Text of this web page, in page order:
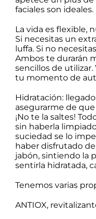
faciales son ideales.
La vida es flexible,
Si necesitas un
luffa. Si no
Ambos te durarán
sencillos de
tu momento de
Hidratación:
asegurarme de
¡No te la saltes!
sin haberla
suciedad se lo
haber disfrutado
jabón, sintiendo la
sentirla hidratada,
Tenemos varias
ANTIOX,